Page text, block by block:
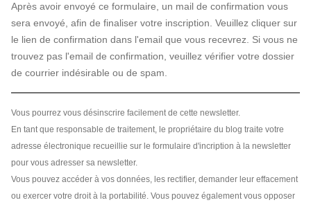
Après avoir envoyé ce formulaire, un mail de confirmation vous
sera envoyé, afin de finaliser votre inscription. Veuillez cliquer sur
le lien de confirmation dans l'email que vous recevrez. Si vous ne
trouvez pas l'email de confirmation, veuillez vérifier votre dossier
de courrier indésirable ou de spam.
Vous pourrez vous désinscrire facilement de cette newsletter.
En tant que responsable de traitement, le propriétaire du blog traite votre
adresse électronique recueillie sur le formulaire d'incription à la newsletter
pour vous adresser sa newsletter.
Vous pouvez accéder à vos données, les rectifier, demander leur effacement
ou exercer votre droit à la portabilité. Vous pouvez également vous opposer